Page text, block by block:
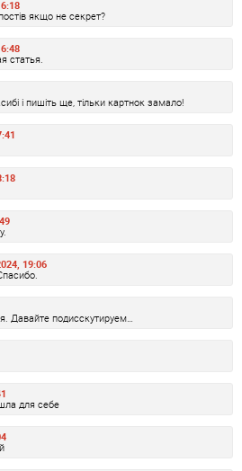
якщо не секрет?
статья.
і пишіть ще, тільки картнок замало!
19:06
Давайте подисскутируем…
для себе